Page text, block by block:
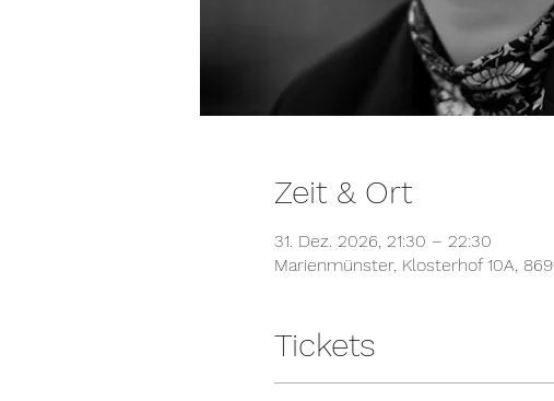
Zeit & Ort
31. Dez. 2026, 21:30 – 22:30
Marienmünster, Klosterhof 10A,
Tickets